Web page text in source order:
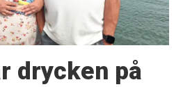
drycken på